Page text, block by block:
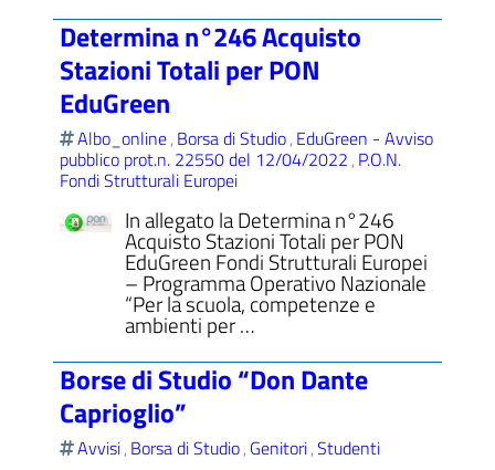
Determina n°246 Acquisto
Stazioni Totali per PON
EduGreen
Albo_online, Borsa di Studio, EduGreen - Avviso
pubblico prot.n. 22550 del 12/04/2022, P.O.N.
Fondi Strutturali Europei
In allegato la Determina n°246
Acquisto Stazioni Totali per PON
EduGreen Fondi Strutturali Europei
– Programma Operativo Nazionale
“Per la scuola, competenze e
ambienti per …
Borse di Studio “Don Dante
Caprioglio”
Avvisi, Borsa di Studio, Genitori,Studenti